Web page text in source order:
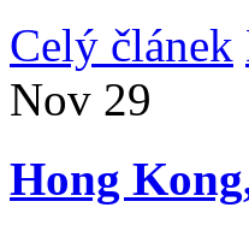
Celý článek
Nov 29
Hong